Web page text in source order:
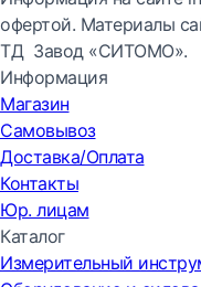
офертой. Материалы
ТД Завод «СИТОМО».
Информация
Магазин
Самовывоз
Доставка/Оплата
Контакты
Юр. лицам
Каталог
Измерительный